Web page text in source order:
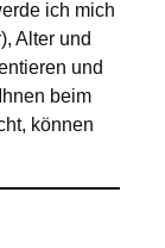
ich mich
Alter und
und
beim
können